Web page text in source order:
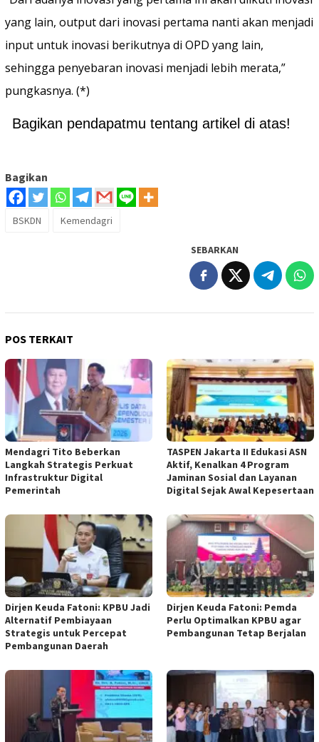
yang lain, output dari inovasi pertama nanti akan menjadi
input untuk inovasi berikutnya di OPD yang lain,
sehingga penyebaran inovasi menjadi lebih merata,”
pungkasnya. (*)
Bagikan pendapatmu tentang artikel di atas!
Bagikan
BSKDN Kemendagri
SEBARKAN
POS TERKAIT
Mendagri Tito Beberkan
Langkah Strategis Perkuat
Infrastruktur Digital
Pemerintah
TASPEN Jakarta II Edukasi ASN
Aktif, Kenalkan 4 Program
Jaminan Sosial dan Layanan
Digital Sejak Awal Kepesertaan
Dirjen Keuda Fatoni: KPBU Jadi
Alternatif Pembiayaan
Strategis untuk Percepat
Pembangunan Daerah
Dirjen Keuda Fatoni: Pemda
Perlu Optimalkan KPBU agar
Pembangunan Tetap Berjalan